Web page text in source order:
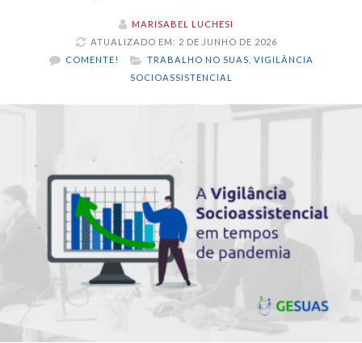
MARISABEL LUCHESI
ATUALIZADO EM: 2 DE JUNHO DE 2026
COMENTE!
TRABALHO NO SUAS VIGILÂNCIA
SOCIOASSISTENCIAL